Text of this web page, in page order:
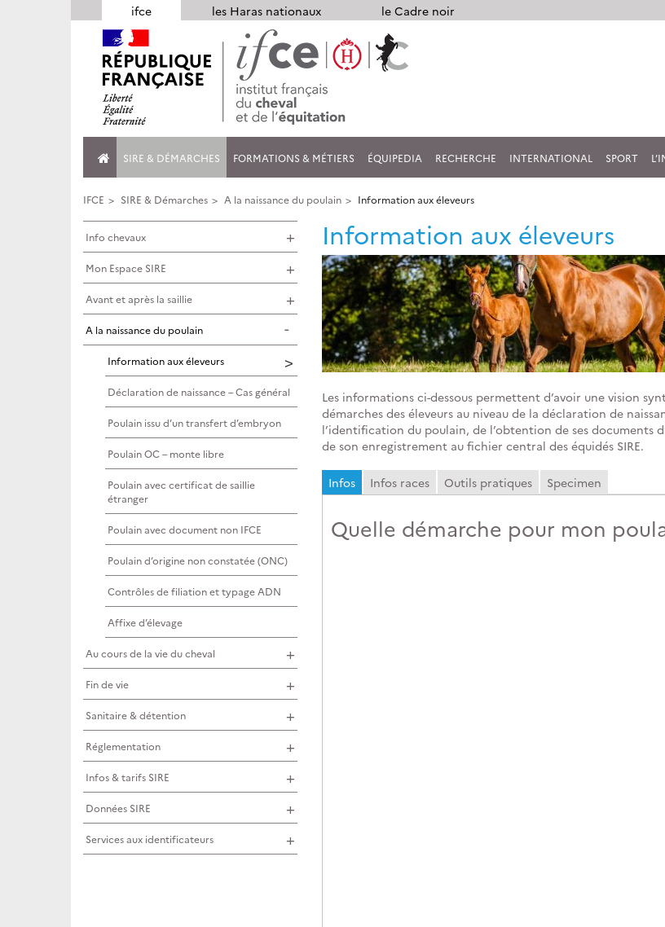
ifce les Haras nationaux
le Cadre noir
SIRE & DÉMARCHES FORMATIONS & MÉTIERS ÉQUIPEDIA RECHERCHE INTERNATIONAL SPORT
IFCE SIRE & Démarches A la naissance du poulain Information aux éleveurs
Information aux éleveurs
Les informations ci-dessous permettent d’avoir une vision
démarches des éleveurs au niveau de la déclaration de
l’identification du poulain, de l’obtention de ses documents
de son enregistrement au fichier central des équidés SIRE.
Infos Infos races Outils pratiques Specimen
Quelle démarche pour mon
Info chevaux
Mon Espace SIRE
Avant et après la saillie
A la naissance du poulain
Information aux éleveurs
Déclaration de naissance – Cas général
Poulain issu d’un transfert d’embryon
Poulain OC – monte libre
Poulain avec certificat de saillie
étranger
Poulain avec document non IFCE
Poulain d’origine non constatée (ONC)
Contrôles de filiation et typage ADN
Affixe d’élevage
Au cours de la vie du cheval
Fin de vie
Sanitaire & détention
Réglementation
Infos & tarifs SIRE
Données SIRE
Services aux identificateurs
Panneau de gestion des cookies